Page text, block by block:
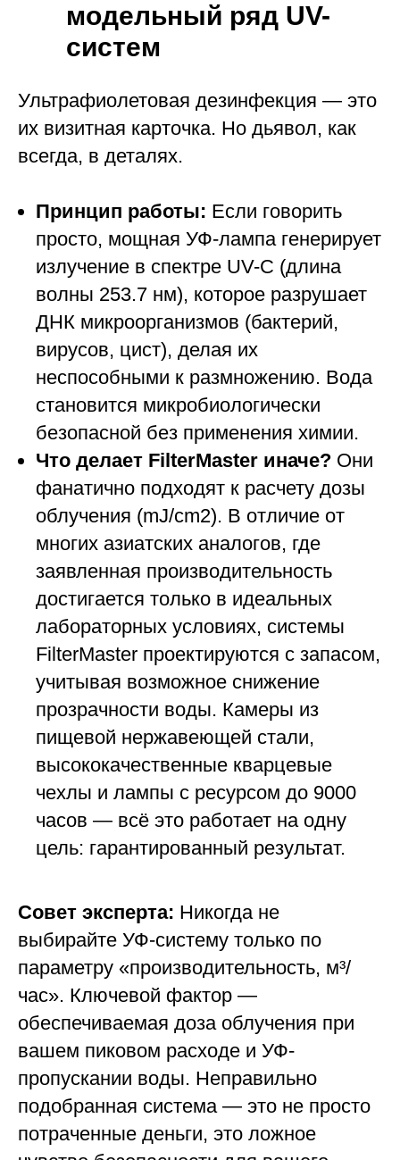
модельный ряд UV-
систем
Ультрафиолетовая дезинфекция — это
их визитная карточка. Но дьявол, как
всегда, в деталях.
Принцип работы: Если говорить
просто, мощная УФ-лампа генерирует
излучение в спектре UV-C (длина
волны 253.7 нм), которое разрушает
ДНК микроорганизмов (бактерий,
вирусов, цист), делая их
неспособными к размножению. Вода
становится микробиологически
безопасной без применения химии.
Что делает FilterMaster иначе? Они
фанатично подходят к расчету дозы
облучения (mJ/cm2). В отличие от
многих азиатских аналогов, где
заявленная производительность
достигается только в идеальных
лабораторных условиях, системы
FilterMaster проектируются с запасом,
учитывая возможное снижение
прозрачности воды. Камеры из
пищевой нержавеющей стали,
высококачественные кварцевые
чехлы и лампы с ресурсом до 9000
часов — всё это работает на одну
цель: гарантированный результат.
Совет эксперта: Никогда не
выбирайте УФ-систему только по
параметру «производительность, м³/
час». Ключевой фактор —
обеспечиваемая доза облучения при
вашем пиковом расходе и УФ-
пропускании воды. Неправильно
подобранная система — это не просто
потраченные деньги, это ложное